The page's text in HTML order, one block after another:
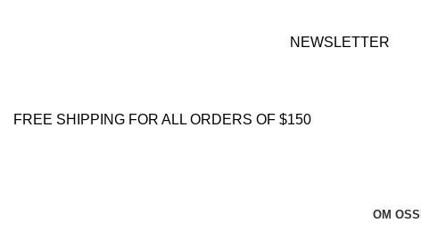
NEWSLETTER
FREE SHIPPING FOR ALL ORDERS OF $150
OM OSS